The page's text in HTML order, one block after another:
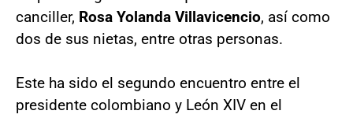
canciller, Rosa Yolanda Villavicencio, así como
dos de sus nietas, entre otras personas.
Este ha sido el segundo encuentro entre el
presidente colombiano y León XIV en el